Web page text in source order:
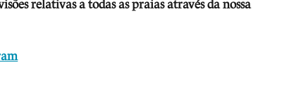
relativas a todas as praias através da nossa